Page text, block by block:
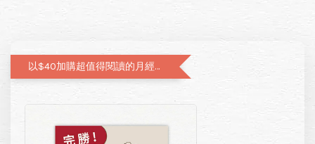
以$40加購超值得閱讀的月經圖文書—小月飼養日記